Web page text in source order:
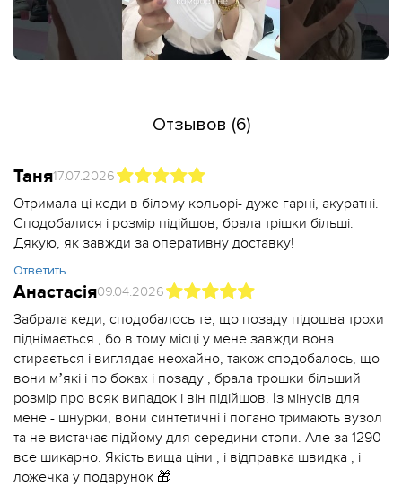
Отзывов (6)
Таня17.07.2026
Отримала ці кеди в білому кольорі- дуже гарні, акуратні.
Сподобалися і розмір підійшов, брала трішки більші.
Дякую, як завжди за оперативну доставку!
Ответить
Анастасія09.04.2026
Забрала кеди, сподобалось те, що позаду підошва трохи
піднімається , бо в тому місці у мене завжди вона
стирається і виглядає неохайно, також сподобалось, що
вони мʼякі і по боках і позаду , брала трошки більший
розмір про всяк випадок і він підійшов. Із мінусів для
мене - шнурки, вони синтетичні і погано тримають вузол
та не вистачає підйому для середини стопи. Але за 1290
все шикарно. Якість вища ціни , і відправка швидка , і
ложечка у подарунок 🎁